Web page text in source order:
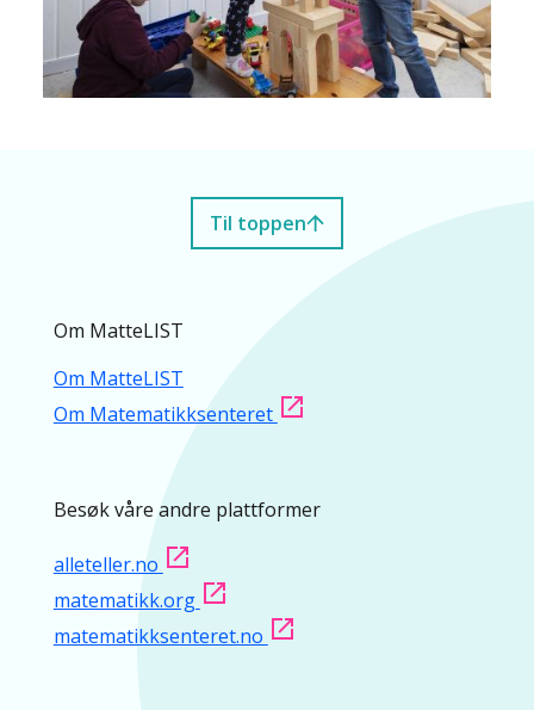
Til toppen
Om MatteLIST
Om MatteLIST
Om Matematikksenteret
Besøk våre andre plattformer
alleteller.no
matematikk.org
matematikksenteret.no